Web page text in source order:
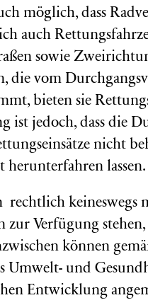
möglich, dass
auch
sowie
die vom
bieten sie
ist jedoch, dass die
nicht
herunterfahren lassen.
rechtlich keineswegs
zur Verfügung
können
Umwelt- und
Entwicklung